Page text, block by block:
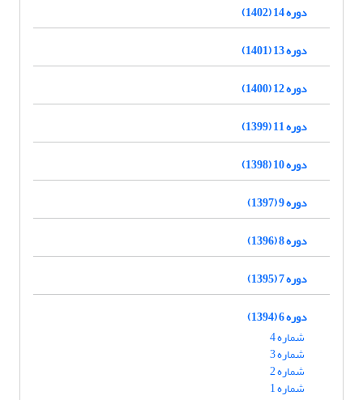
دوره 14 (1402)
دوره 13 (1401)
دوره 12 (1400)
دوره 11 (1399)
دوره 10 (1398)
دوره 9 (1397)
دوره 8 (1396)
دوره 7 (1395)
دوره 6 (1394)
شماره 4
شماره 3
شماره 2
شماره 1